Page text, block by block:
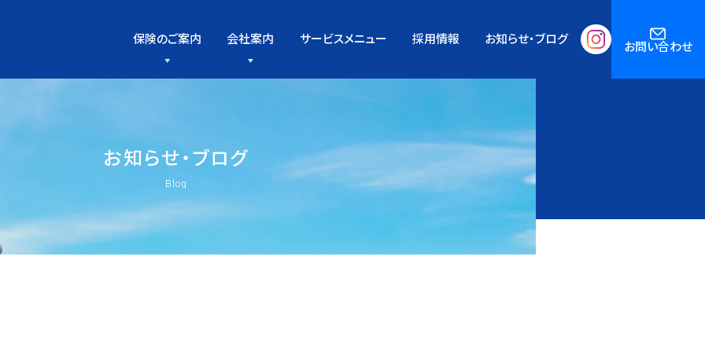
保険のご案内 会社案内 サービスメニュー 採用情報 お知らせ・ブログ お問い合わせ
お知らせ・ブログ
Blog